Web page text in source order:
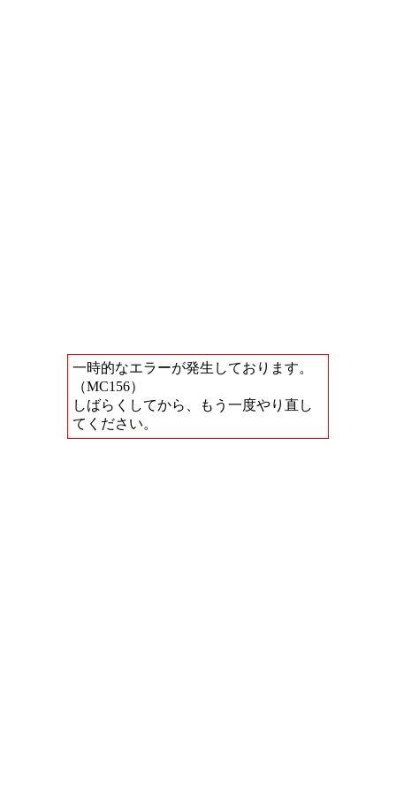
一時的なエラーが発生しております。
（MC156）
しばらくしてから、もう一度やり直し
てください。